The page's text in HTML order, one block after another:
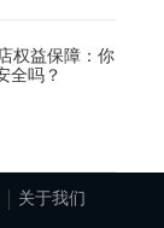
关于我们